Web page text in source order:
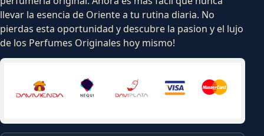
llevar la esencia de Oriente a tu rutina diaria. No
pierdas esta oportunidad y descubre la pasion y el lujo
de los Perfumes Originales hoy mismo!